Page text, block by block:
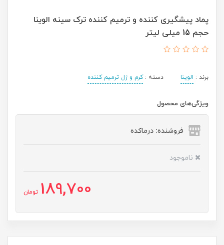
پماد پیشگیری کننده و ترمیم کننده ترک سینه الوینا
حجم 15 میلی لیتر
برند : الوینا دسته :کرم و ژل ترمیم کننده
ویژگی‌های محصول
فروشنده: درماکده
ناموجود
189,700 تومان